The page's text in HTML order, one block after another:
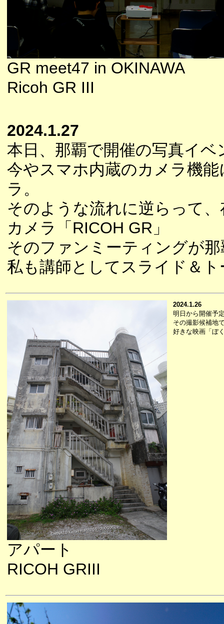
GR meet47 in OKINAWA
Ricoh GR III
2024.1.27
本日、那覇で開催の写真イ
今やスマホ内蔵のカメラ機
ラ。
そのような流れに逆らって
カメラ「RICOH GR」
そのファンミーティングが
私も講師としてスライド＆
アパート
RICOH GRIII
2024.1.26
明日から開催予
その撮影候補地
好きな映画「ぼ